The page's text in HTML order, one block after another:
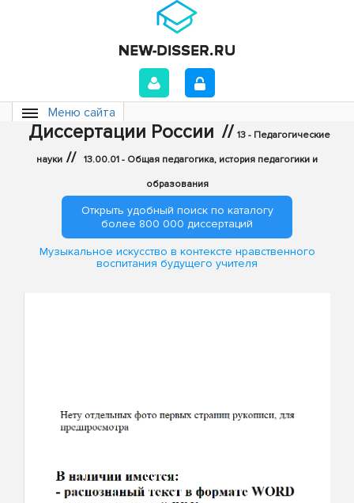
Меню сайта
Диссертации России // 13 - Педагогические
науки // 13.00.01 - Общая педагогика, история педагогики и
образования
Открыть удобный поиск по каталогу
более 800 000 диссертаций
Музыкальное искусство в контексте нравственного
воспитания будущего учителя